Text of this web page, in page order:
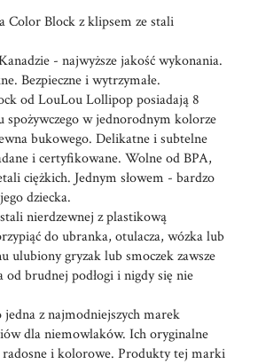
Color Block z klipsem ze stali
- najwyższe jakość wykonania.
Bezpieczne i wytrzymałe.
od LouLou Lollipop posiadają 8
w jednorodnym kolorze
bukowego. Delikatne i subtelne
i certyfikowane. Wolne od BPA,
ciężkich. Jednym słowem - bardzo
dziecka.
nierdzewnej z plastikową
do ubranka, otulacza, wózka lub
ulubiony gryzak lub smoczek zawsze
od brudnej podłogi i nigdy się nie
z najmodniejszych marek
dla niemowlaków. Ich oryginalne
radosne i kolorowe. Produkty tej marki